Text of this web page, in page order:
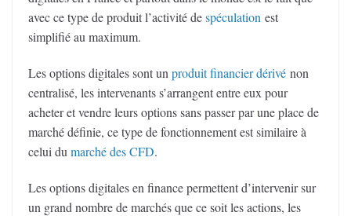
avec ce type de produit l’activité despéculation est
simplifié au maximum.
Les options digitales sont un produit financier dérivé non
centralisé, les intervenants s’arrangent entre eux pour
acheter et vendre leurs options sans passer par une place de
marché définie, ce type de fonctionnement est similaire à
celui du marché des CFD.
Les options digitales en finance permettent d’intervenir sur
un grand nombre de marchés que ce soit les actions, les